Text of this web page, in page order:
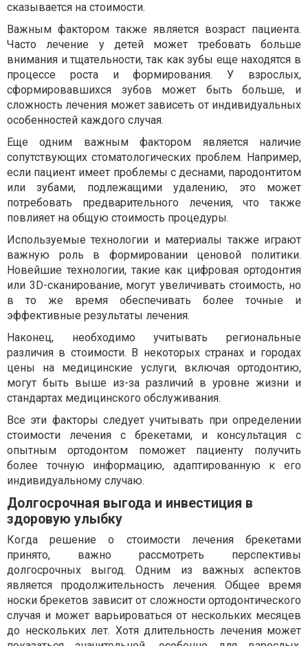
сказывается на стоимости.
Важным фактором также является возраст пациента.
Часто лечение у детей может требовать больше
внимания и тщательности, так как зубы еще находятся в
процессе роста и формирования. У взрослых,
сформировавшихся зубов может быть больше, и
сложность лечения может зависеть от индивидуальных
особенностей каждого случая.
Еще одним важным фактором является наличие
сопутствующих стоматологических проблем. Например,
если пациент имеет проблемы с деснами, пародонтитом
или зубами, подлежащими удалению, это может
потребовать предварительного лечения, что также
повлияет на общую стоимость процедуры.
Используемые технологии и материалы также играют
важную роль в формировании ценовой политики.
Новейшие технологии, такие как цифровая ортодонтия
или 3D-сканирование, могут увеличивать стоимость, но
в то же время обеспечивать более точные и
эффективные результаты лечения.
Наконец, необходимо учитывать региональные
различия в стоимости. В некоторых странах и городах
цены на медицинские услуги, включая ортодонтию,
могут быть выше из-за различий в уровне жизни и
стандартах медицинского обслуживания.
Все эти факторы следует учитывать при определении
стоимости лечения с брекетами, и консультация с
опытным ортодонтом поможет пациенту получить
более точную информацию, адаптированную к его
индивидуальному случаю.
Долгосрочная выгода и инвестиция в
здоровую улыбку
Когда решение о стоимости лечения брекетами
принято, важно рассмотреть перспективы
долгосрочных выгод. Одним из важных аспектов
является продолжительность лечения. Общее время
носки брекетов зависит от сложности ортодонтического
случая и может варьироваться от нескольких месяцев
до нескольких лет. Хотя длительность лечения может